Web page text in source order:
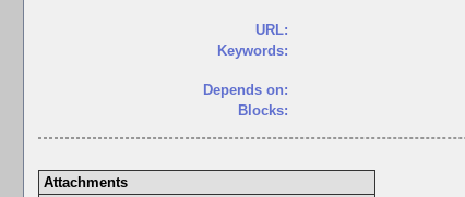
URL:
Keywords:
Depends on:
Blocks:
Attachments